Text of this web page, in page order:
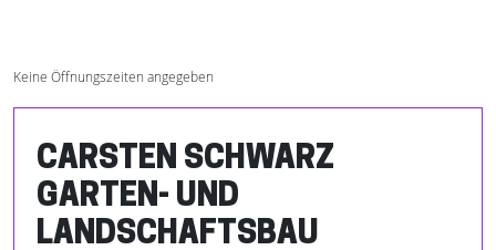
Keine Öffnungszeiten angegeben
CARSTEN SCHWARZ
GARTEN- UND
LANDSCHAFTSBAU